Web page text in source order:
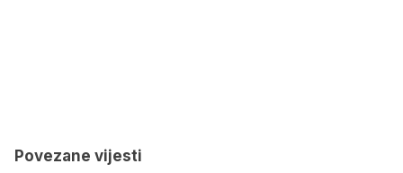
Povezane vijesti